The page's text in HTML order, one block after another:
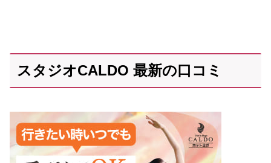
スタジオCALDO 最新の口コミ